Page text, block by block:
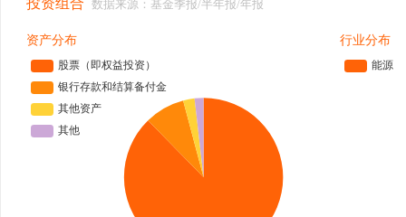
投资组合 数据来源：基金季报/半年报/年报
资产分布 行业分布